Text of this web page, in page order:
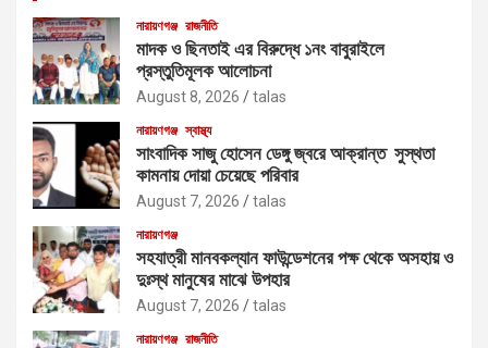
নারায়ণগঞ্জ রাজনীতি
মাদক ও ছিনতাই এর বিরুদ্ধে ১নং বাবুরাইলে
প্রস্তুতিমূলক আলোচনা
August 8, 2026 talas
নারায়ণগঞ্জ স্বাস্থ্য
সাংবাদিক সাজু হোসেন ডেঙ্গু জ্বরে আক্রান্ত সুস্থতা
কামনায় দোয়া চেয়েছে পরিবার
August 7, 2026 talas
নারায়ণগঞ্জ
সহযাত্রী মানবকল্যান ফাউন্ডেশনের পক্ষ থেকে অসহায় ও
দুঃস্থ মানুষের মাঝে উপহার
August 7, 2026 talas
নারায়ণগঞ্জ রাজনীতি